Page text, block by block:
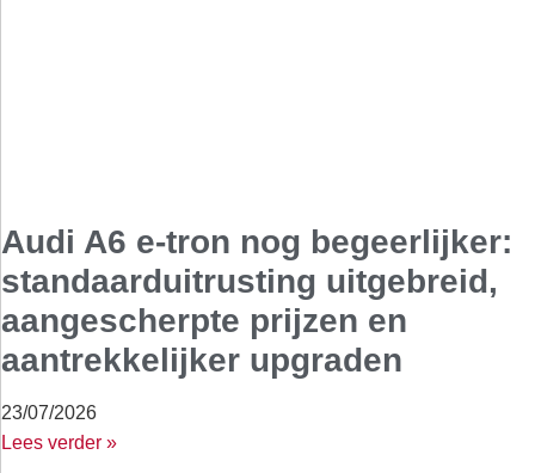
Audi A6 e-tron nog begeerlijker:
standaarduitrusting uitgebreid,
aangescherpte prijzen en
aantrekkelijker upgraden
23/07/2026
Lees verder »